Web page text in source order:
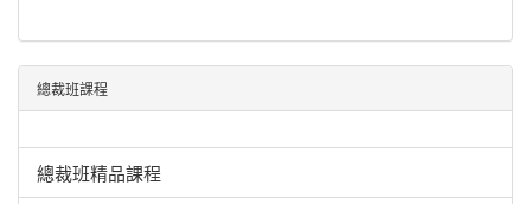
總裁班課程
總裁班精品課程